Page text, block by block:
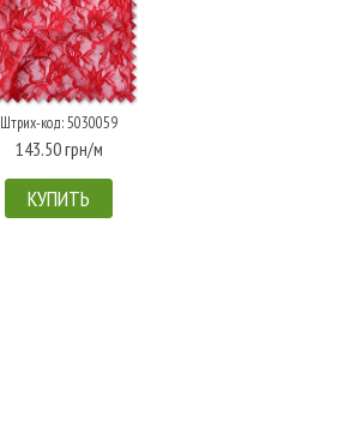
Штрих-код: 5030059
143.50 грн/м
КУПИТЬ